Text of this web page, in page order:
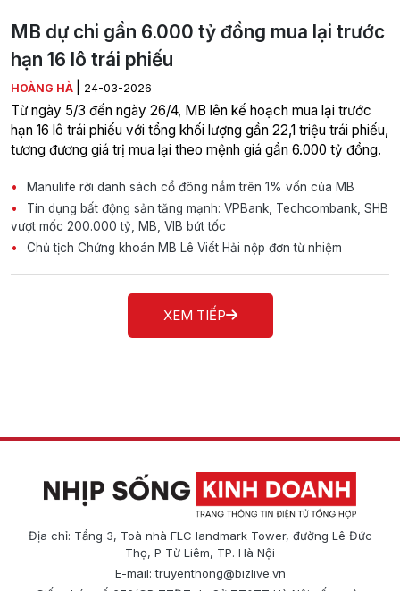
MB dự chi gần 6.000 tỷ đồng mua lại trước
hạn 16 lô trái phiếu
HOÀNG HÀ 24-03-2026
Từ ngày 5/3 đến ngày 26/4, MB lên kế hoạch mua lại trước
hạn 16 lô trái phiếu với tổng khối lượng gần 22,1 triệu trái phiếu,
tương đương giá trị mua lại theo mệnh giá gần 6.000 tỷ đồng.
Manulife rời danh sách cổ đông nắm trên 1% vốn của MB
Tín dụng bất động sản tăng mạnh: VPBank, Techcombank, SHB
vượt mốc 200.000 tỷ, MB, VIB bứt tốc
Chủ tịch Chứng khoán MB Lê Viết Hải nộp đơn từ nhiệm
XEM TIẾP
Địa chỉ: Tầng 3, Toà nhà FLC landmark Tower, đường Lê Đức
Thọ, P Từ Liêm, TP. Hà Nội
E-mail:truyenthong@bizlive.vn